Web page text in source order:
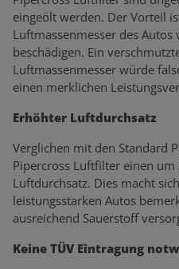
eingeölt werden. Der Vorteil
Luftmassenmesser des
beschädigen. Ein
Luftmassenmesser würde
einen merklichen
Erhöhter Luftdurchsatz
Verglichen mit den Standard
Pipercross Luftfilter einen um
Luftdurchsatz. Dies macht
leistungsstarken Autos
ausreichend Sauerstoff
Keine TÜV Eintragung